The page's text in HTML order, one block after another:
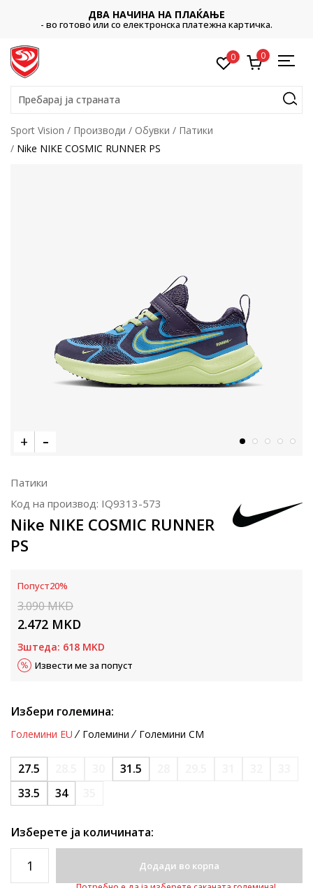
ДВА НАЧИНА НА ПЛАЌАЊЕ
- во готово или со електронска платежна картичка.
0 0
Пребарај ја страната
Sport Vision Производи Обувки
Патики
Nike NIKE COSMIC RUNNER PS
Патики
Код на производ: IQ9313-573
Nike NIKE COSMIC RUNNER
PS
Попуст20%
3.090MKD
2.472 MKD
Зштеда: 618 MKD
Извести ме за попуст
Избери големина:
Големини EU Големини Големини CM
27.5 31.5
33.5
34
Изберете ја количината:
Додади во корпа